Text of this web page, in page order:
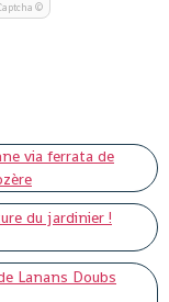
©